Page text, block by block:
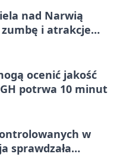
nad Narwią
i atrakcje
ocenić jakość
potrwa 10 minut
w
sprawdzała